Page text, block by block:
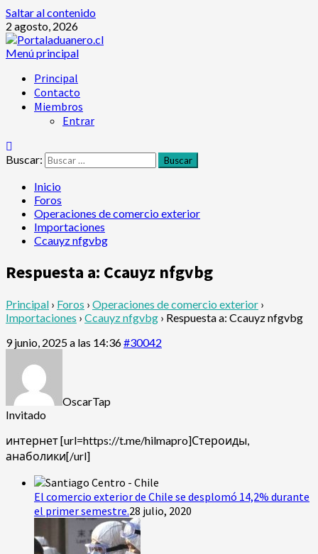
Saltar al contenido
2 agosto, 2026
Menú principal
Principal
Contacto
Miembros
Entrar
Buscar:
Inicio
Foros
Operaciones de comercio exterior
Importaciones
Ccauyz nfgvbg
Respuesta a: Ccauyz nfgvbg
Principal › Foros › Operaciones de comercio exterior ›
Importaciones › Ccauyz nfgvbg › Respuesta a: Ccauyz nfgvbg
9 junio, 2025 a las 14:36#30042
OscarTap
Invitado
интернет [url=https://t.me/hilmapro]Стероиды,
анаболики[/url]
El comercio exterior de Chile se desplomó 14,2% durante
el primer semestre.28 julio, 2020